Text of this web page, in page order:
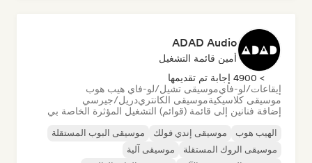
ADAD Audio
أمين قائمة التشغيل
> 4900 إجابة تم تقديمها
إيقاعات/لو-فايموسيقى تشيل/لو-فاي هيب هوب
موسيقى كلاسيكيةموسيقى الكانتريدريل/جيرسي
إضافة فنانين إلى قائمة (قوائم) التشغيل المؤثرة الخاصة بي
الهيب هوب موسيقى إندي فولك
موسيقى البوب المستقلة
موسيقى الروك المستقلة
موسيقى آلية